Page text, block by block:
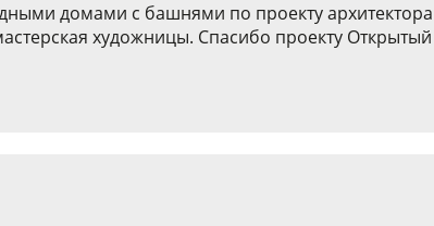
домами с башнями по проекту
художницы. Спасибо проекту